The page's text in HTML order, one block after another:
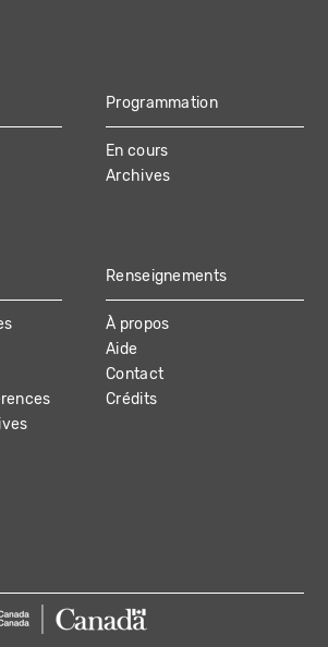
Programmation
En cours
Archives
Renseignements
À propos
Aide
Contact
Crédits